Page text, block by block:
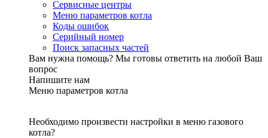
Сервисные центры
Меню параметров котла
Коды ошибок
Серийный номер
Поиск запасных частей
Вам нужна помощь? Мы готовы ответить на любой Ваш
вопрос
Напишите нам
Меню параметров котла
Необходимо произвести настройки в меню газового
котла?